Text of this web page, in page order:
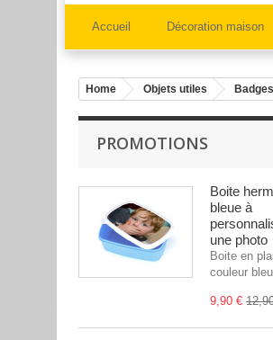
Accueil Décoration maison
Home Objets utiles Badges
PROMOTIONS
Boite
bleue à
une photo
Boite en
couleur
9,90 €